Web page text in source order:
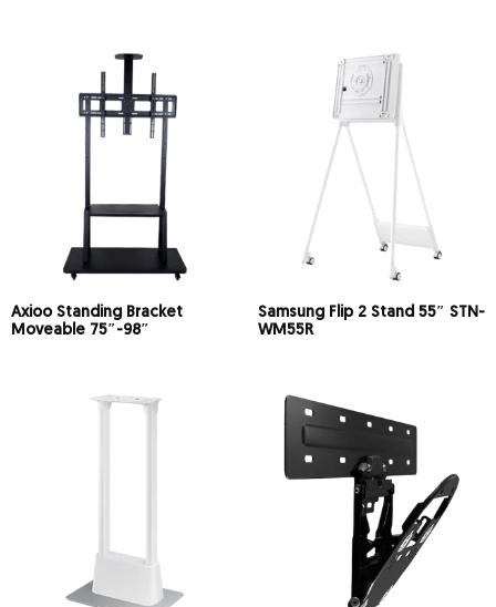
Axioo Standing Bracket
Moveable 75″-98″
Samsung Flip 2 Stand 55″ STN-
WM55R